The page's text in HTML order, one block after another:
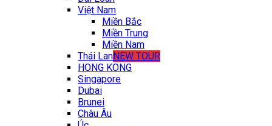
Việt Nam
Miền Bắc
Miền Trung
Miền Nam
Thái LanNEW TOUR
HONG KONG
Singapore
Dubai
Brunei
Châu Âu